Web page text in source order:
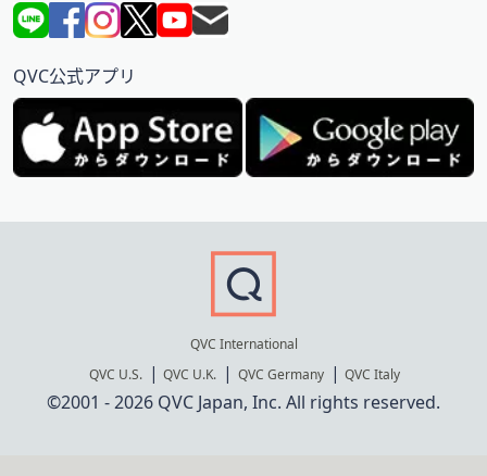
QVC公式アプリ
QVC International
QVC U.S.
QVC U.K. QVC Germany QVC Italy
©2001 - 2026 QVC Japan, Inc. All rights reserved.